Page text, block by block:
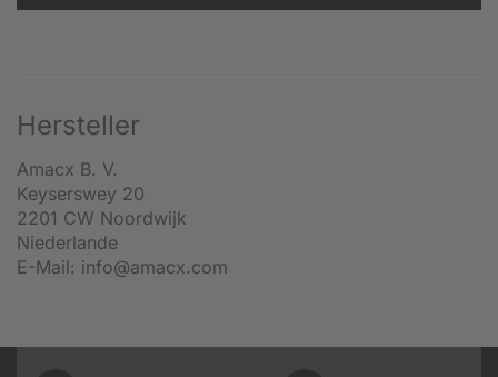
Hersteller
Amacx B. V.
Keyserswey 20
2201 CW Noordwijk
Niederlande
E-Mail: info@amacx.com